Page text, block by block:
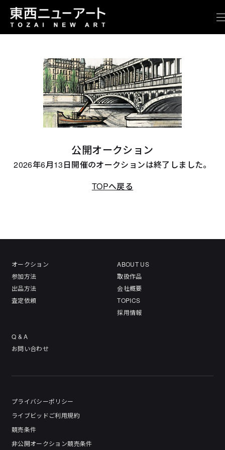
公開オークション
2026年6月13日開催のオークションは終了しました。
TOPへ戻る
オークション
参加方法
出品方法
査定依頼
ABOUT US
取扱作品
会社概要
TOPICS
採用情報
Q & A
お問い合わせ
プライバシーポリシー
ライブビッドご利用規約
競売条件
非公開オークション競売条件